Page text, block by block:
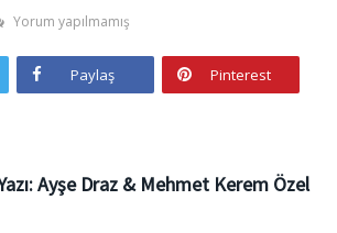
Yorum yapılmamış
Paylaş Pinterest
Ayşe Draz & Mehmet Kerem Özel